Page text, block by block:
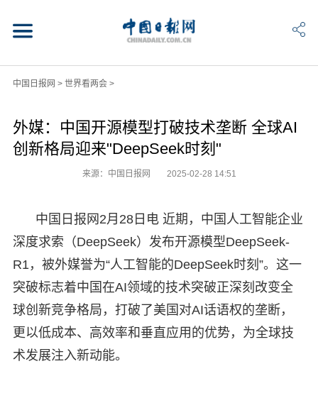
中国日报网 > 世界看两会>
外媒：中国开源模型打破技术垄断 全球AI
创新格局迎来"DeepSeek时刻"
来源：中国日报网 2025-02-28 14:51
中国日报网2月28日电 近期，中国人工智能企业
深度求索（DeepSeek）发布开源模型DeepSeek-
R1，被外媒誉为“人工智能的DeepSeek时刻”。这一
突破标志着中国在AI领域的技术突破正深刻改变全
球创新竞争格局，打破了美国对AI话语权的垄断，
更以低成本、高效率和垂直应用的优势，为全球技
术发展注入新动能。